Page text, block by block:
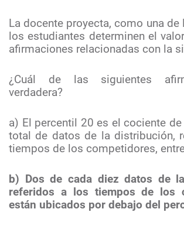
La docente proyecta, como una de
los estudiantes determinen el
afirmaciones relacionadas con la
¿Cuál de las siguientes
verdadera?
a) El percentil 20 es el cociente
total de datos de la distribución,
tiempos de los competidores,
b) Dos de cada diez datos de
referidos a los tiempos de los
están ubicados por debajo del